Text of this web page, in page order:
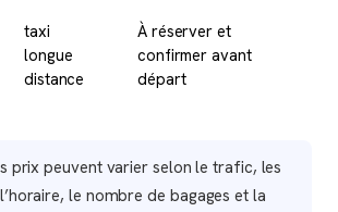
taxi
longue
distance
À réserver et
confirmer avant
départ
prix peuvent varier selon le trafic, les
le nombre de bagages et la